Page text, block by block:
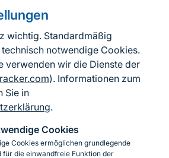
wichtig. Standardmäßig
notwendige Cookies.
verwenden wir die Dienste der
). Informationen zum
Sie in
.
Cookies
Cookies ermöglichen grundlegende
für die einwandfreie Funktion der
zur Seite
Kontakt zum BfN
Kontaktformular
zur Barrierefreiheit
Impressum
Datenschutz